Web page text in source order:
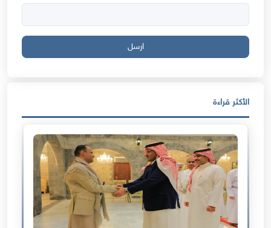
ارسل
الأكثر قراءة